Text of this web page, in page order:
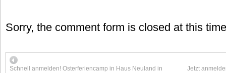
Sorry, the comment form is closed at this
Schnell anmelden! Osterferiencamp in Haus Neuland in
Jetzt